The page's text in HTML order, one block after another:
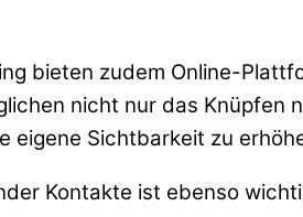
bieten zudem Online-
nicht nur das
eigene Sichtbarkeit zu
Kontakte ist ebenso